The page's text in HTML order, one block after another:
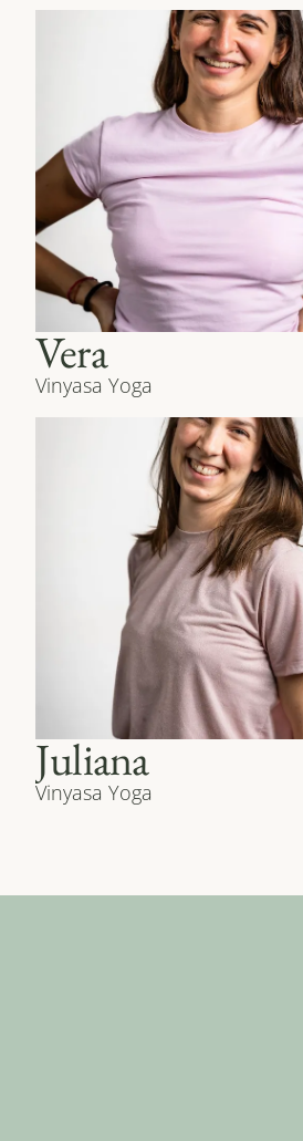
Vera
Vinyasa Yoga
Juliana
Vinyasa Yoga